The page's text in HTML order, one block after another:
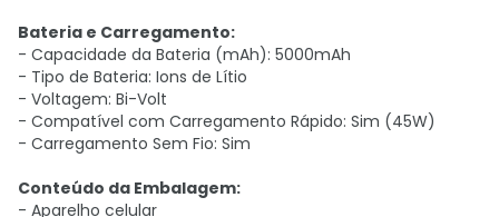
Bateria e Carregamento:
- Capacidade da Bateria (mAh): 5000mAh
- Tipo de Bateria: Ions de Lítio
- Voltagem: Bi-Volt
- Compatível com Carregamento Rápido: Sim (45W)
- Carregamento Sem Fio: Sim
Conteúdo da Embalagem:
- Aparelho celular